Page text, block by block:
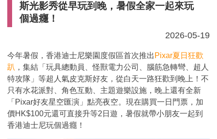
最新消息
商家合作
推薦景點
斯光影秀從早玩到晚，暑假全家一起來玩
個過癮！
2026-05-19
今年暑假，香港迪士尼樂園度假區首次推出 Pixar夏日狂歡
趴 ，集結「玩具總動員、怪獸電力公司、腦筋急轉彎、超人
特攻隊」等超人氣皮克斯好友，從白天一路狂歡到晚上！不
只有水花派對、角色互動、主題遊樂設施，晚上還有全新
「Pixar好友星空匯演」點亮夜空。現在購買一日門票，加
價HK$100元還可直接升等2日遊，暑假就帶小朋友一起到
香港迪士尼玩個過癮！